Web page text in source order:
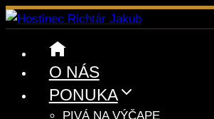
Skip
to
content
O NÁS
PONUKA
PIVÁ NA VÝČAPE